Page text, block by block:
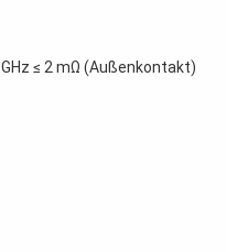
≤ 2 mΩ (Außenkontakt)